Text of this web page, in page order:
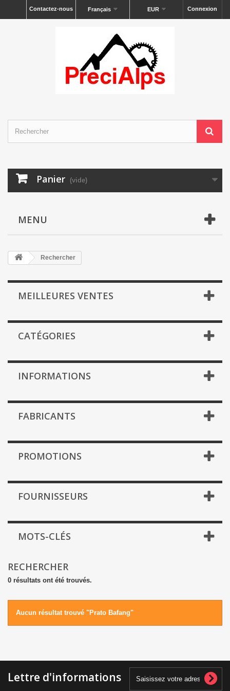
Connexion
EUR
Français
Contactez-nous
Panier (vide)
MENU
Rechercher
MEILLEURES VENTES
CATÉGORIES
INFORMATIONS
FABRICANTS
PROMOTIONS
FOURNISSEURS
MOTS-CLÉS
RECHERCHER
0 résultats ont été trouvés.
Aucun résultat trouvé "Prato Bafang"
Lettre d'informations